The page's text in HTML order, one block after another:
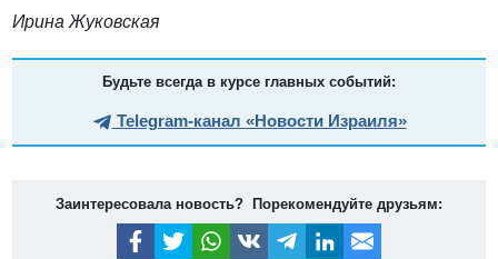
Ирина Жуковская
Будьте всегда в курсе главных событий:
Telegram-канал «Новости Израиля»
Заинтересовала новость? Порекомендуйте друзьям: